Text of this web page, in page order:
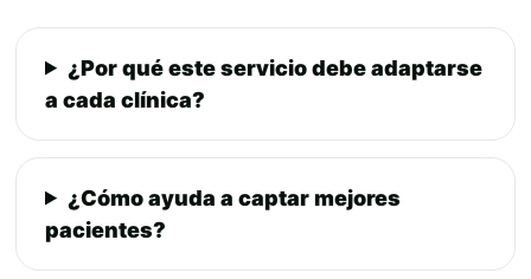
¿Por qué este servicio debe adaptarse
a cada clínica?
¿Cómo ayuda a captar mejores
pacientes?